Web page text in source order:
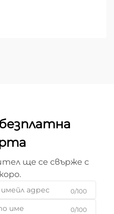
рязане към
ще се свърже с
0/100
0/100